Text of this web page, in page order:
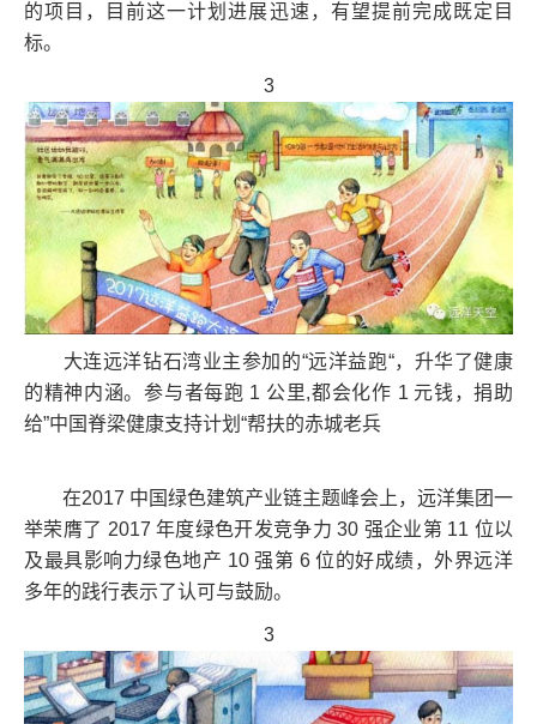
的项目，目前这一计划进展迅速，有望提前完成既定目
标。
3
大连远洋钻石湾业主参加的“远洋益跑“，升华了健康
的精神内涵。参与者每跑 1 公里,都会化作 1 元钱，捐助
给”中国脊梁健康支持计划“帮扶的赤城老兵
在2017 中国绿色建筑产业链主题峰会上，远洋集团一
举荣膺了 2017 年度绿色开发竞争力 30 强企业第 11 位以
及最具影响力绿色地产 10 强第 6 位的好成绩，外界远洋
多年的践行表示了认可与鼓励。
3